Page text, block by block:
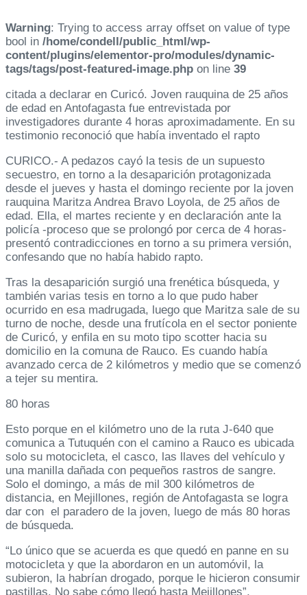
Warning: Trying to access array offset on value of type
bool in /home/condell/public_html/wp-
content/plugins/elementor-pro/modules/dynamic-
tags/tags/post-featured-image.php on line 39
citada a declarar en Curicó. Joven rauquina de 25 años
de edad en Antofagasta fue entrevistada por
investigadores durante 4 horas aproximadamente. En su
testimonio reconoció que había inventado el rapto
CURICO.- A pedazos cayó la tesis de un supuesto
secuestro, en torno a la desaparición protagonizada
desde el jueves y hasta el domingo reciente por la joven
rauquina Maritza Andrea Bravo Loyola, de 25 años de
edad. Ella, el martes reciente y en declaración ante la
policía -proceso que se prolongó por cerca de 4 horas-
presentó contradicciones en torno a su primera versión,
confesando que no había habido rapto.
Tras la desaparición surgió una frenética búsqueda, y
también varias tesis en torno a lo que pudo haber
ocurrido en esa madrugada, luego que Maritza sale de su
turno de noche, desde una frutícola en el sector poniente
de Curicó, y enfila en su moto tipo scotter hacia su
domicilio en la comuna de Rauco. Es cuando había
avanzado cerca de 2 kilómetros y medio que se comenzó
a tejer su mentira.
80 horas
Esto porque en el kilómetro uno de la ruta J-640 que
comunica a Tutuquén con el camino a Rauco es ubicada
solo su motocicleta, el casco, las llaves del vehículo y
una manilla dañada con pequeños rastros de sangre.
Solo el domingo, a más de mil 300 kilómetros de
distancia, en Mejillones, región de Antofagasta se logra
dar con el paradero de la joven, luego de más 80 horas
de búsqueda.
“Lo único que se acuerda es que quedó en panne en su
motocicleta y que la abordaron en un automóvil, la
subieron, la habrían drogado, porque le hicieron consumir
pastillas. No sabe cómo llegó hasta Mejillones”,